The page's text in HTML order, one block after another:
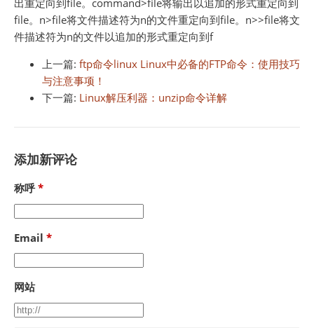
出重定向到file。command>file将输出以追加的形式重定向到
file。n>file将文件描述符为n的文件重定向到file。n>>file将文
件描述符为n的文件以追加的形式重定向到f
上一篇: ftp命令linux Linux中必备的FTP命令：使用技巧
与注意事项！
下一篇: Linux解压利器：unzip命令详解
添加新评论
称呼
Email
网站